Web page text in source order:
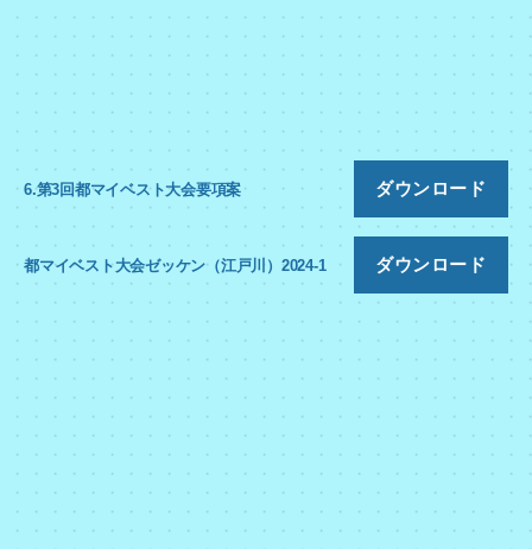
6.第3回都マイベスト大会要項案 ダウンロード
都マイベスト大会ゼッケン（江戸川）2024-1 ダウンロード